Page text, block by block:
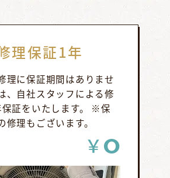
理保証1年
理に保証期間はありませ
、自社スタッフによる修
証をいたします。 ※保
修理もございます。
￥0